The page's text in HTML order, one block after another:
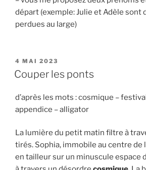
départ (exemple: Julie et Adèle sont
perdues au large)
PUBLIÉ
LE
4 MAI 2023
Couper les ponts
d’après les mots : cosmique –
appendice – alligator
La lumière du petit matin filtre à
tirés. Sophia, immobile au centre de
en tailleur sur un minuscule espace